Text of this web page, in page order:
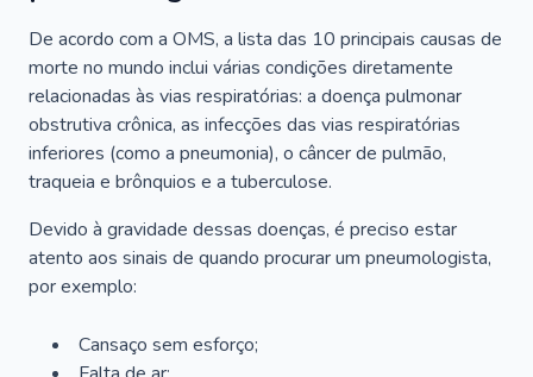
De acordo com a OMS, a lista das 10 principais causas de
morte no mundo inclui várias condições diretamente
relacionadas às vias respiratórias: a doença pulmonar
obstrutiva crônica, as infecções das vias respiratórias
inferiores (como a pneumonia), o câncer de pulmão,
traqueia e brônquios e a tuberculose.
Devido à gravidade dessas doenças, é preciso estar
atento aos sinais de quando procurar um pneumologista,
por exemplo:
Cansaço sem esforço;